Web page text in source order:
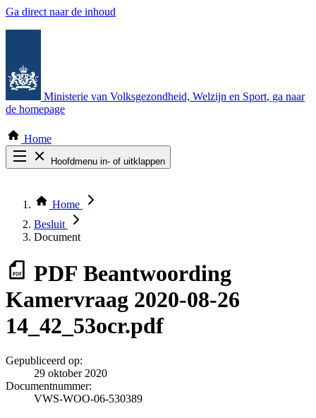
Ga direct naar de inhoud
Ministerie van Volksgezondheid, Welzijn en Sport, ga naar
de homepage
Home
Hoofdmenu in- of uitklappen
Thema COVID-19
Bekijk per bestuursorgaan
Home
Besluit
Document
PDF Beantwoording
Kamervraag 2020-08-26
14_42_53ocr.pdf
Gepubliceerd op:
29 oktober 2020
Documentnummer:
VWS-WOO-06-530389